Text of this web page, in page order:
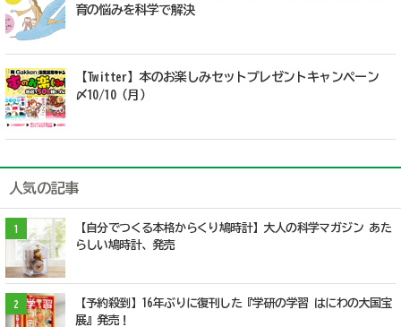
育の悩みを科学で解決
【Twitter】本のお楽しみセットプレゼントキャンペーン
〆10/10（月）
人気の記事
1
【自分でつくる本格からくり鳩時計】大人の科学マガジン あた
らしい鳩時計、発売
2
【予約殺到】16年ぶりに復刊した『学研の学習 はにわの大国宝
展』発売！